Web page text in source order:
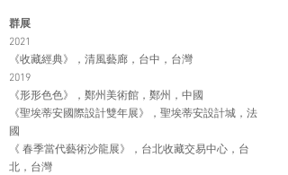
群展
2021
《收藏經典》，清風藝廊，台中，台灣
2019
《形形色色》，鄭州美術館，鄭州，中國
《聖埃蒂安國際設計雙年展》，聖埃蒂安設計城，法
國
《 春季當代藝術沙龍展》，台北收藏交易中心，台
北，台灣